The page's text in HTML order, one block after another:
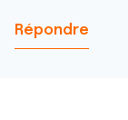
Répondre